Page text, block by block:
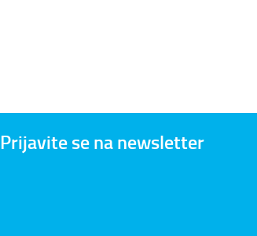
Prijavite se na newsletter